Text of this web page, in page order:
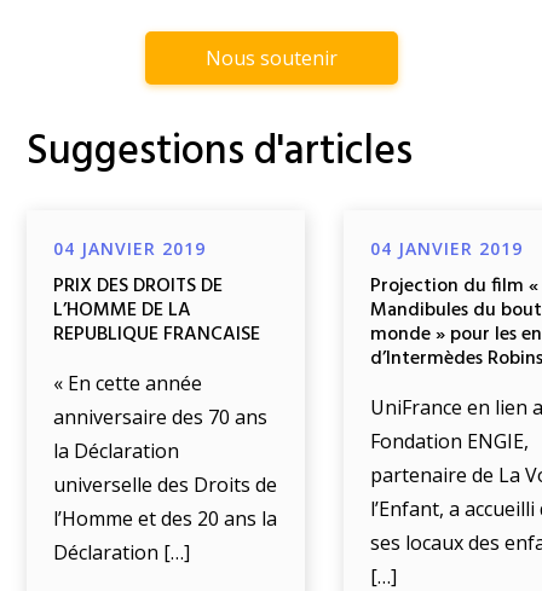
Nous soutenir
Suggestions d'articles
04 JANVIER 2019
PRIX DES DROITS DE
L’HOMME DE LA
REPUBLIQUE FRANCAISE
« En cette année
anniversaire des 70 ans
la Déclaration
universelle des Droits de
l’Homme et des 20 ans la
Déclaration […]
04 JANVIER 2019
Projection du film «
Mandibules du
monde » pour les
d’Intermèdes
UniFrance en lien
Fondation ENGIE,
partenaire de La
l’Enfant, a accueilli
ses locaux des
[…]